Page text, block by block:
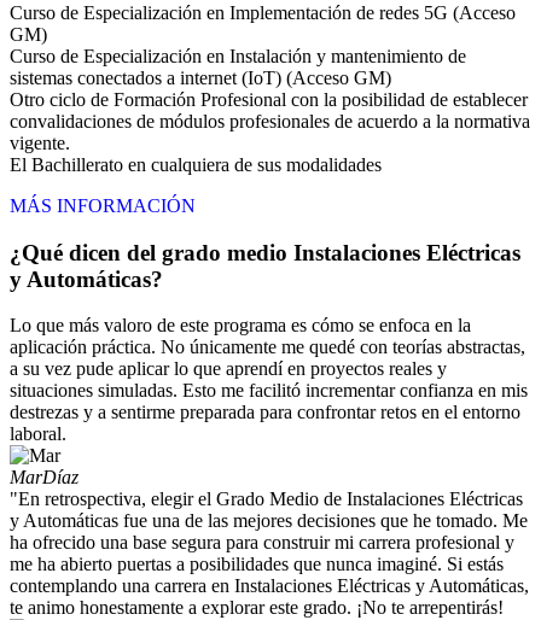
Curso de Especialización en Implementación de redes 5G (Acceso
GM)
Curso de Especialización en Instalación y mantenimiento de
sistemas conectados a internet (IoT) (Acceso GM)
Otro ciclo de Formación Profesional con la posibilidad de establecer
convalidaciones de módulos profesionales de acuerdo a la normativa
vigente.
El Bachillerato en cualquiera de sus modalidades
MÁS INFORMACIÓN
¿Qué dicen del grado medio Instalaciones Eléctricas
y Automáticas?
Lo que más valoro de este programa es cómo se enfoca en la
aplicación práctica. No únicamente me quedé con teorías abstractas,
a su vez pude aplicar lo que aprendí en proyectos reales y
situaciones simuladas. Esto me facilitó incrementar confianza en mis
destrezas y a sentirme preparada para confrontar retos en el entorno
laboral.
MarDíaz
"En retrospectiva, elegir el Grado Medio de Instalaciones Eléctricas
y Automáticas fue una de las mejores decisiones que he tomado. Me
ha ofrecido una base segura para construir mi carrera profesional y
me ha abierto puertas a posibilidades que nunca imaginé. Si estás
contemplando una carrera en Instalaciones Eléctricas y Automáticas,
te animo honestamente a explorar este grado. ¡No te arrepentirás!